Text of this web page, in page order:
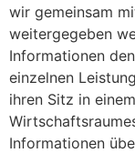
wir gemeinsam
weitergegeben
Informationen
einzelnen
ihren Sitz in
Informationen